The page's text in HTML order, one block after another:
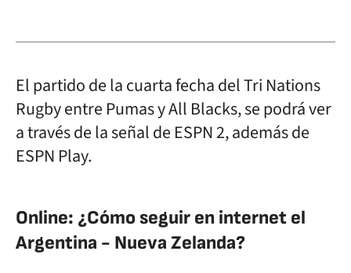
El partido de la cuarta fecha del Tri Nations
Rugby entre Pumas y All Blacks, se podrá ver
a través de la señal de ESPN 2, además de
ESPN Play.
Online: ¿Cómo seguir en internet el
Argentina - Nueva Zelanda?